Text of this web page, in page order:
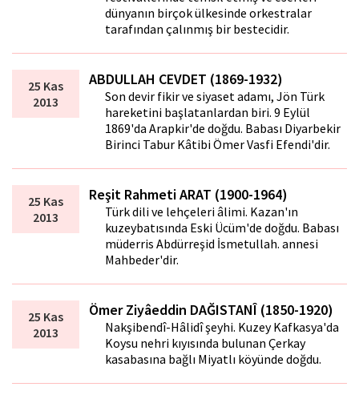
dünyanın birçok ülkesinde orkestralar
tarafından çalınmış bir bestecidir.
25 Kas
2013
ABDULLAH CEVDET (1869-1932)
Son devir fikir ve siyaset adamı, Jön Türk
hareketini başlatanlardan biri. 9 Eylül
1869'da Arapkir'de doğdu. Babası Diyarbekir
Birinci Tabur Kâtibi Ömer Vasfi Efendi'dir.
25 Kas
2013
Reşit Rahmeti ARAT (1900-1964)
Türk dili ve lehçeleri âlimi. Kazan'ın
kuzeybatısında Eski Ücüm'de doğdu. Babası
müderris Abdürreşid İsmetullah. annesi
Mahbeder'dir.
25 Kas
2013
Ömer Ziyâeddin DAĞISTANÎ (1850-1920)
Nakşibendî-Hâlidî şeyhi. Kuzey Kafkasya'da
Koysu nehri kıyı­sında bulunan Çerkay
kasabasına bağlı Miyatlı köyünde doğdu.